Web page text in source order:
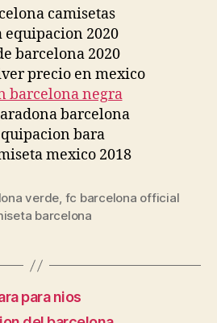
verde, fc barcelona official
barcelona
para nios